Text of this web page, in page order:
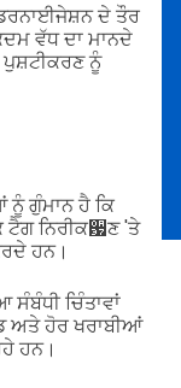
ਦੇ ਤੌਰ
ਵੱਧ ਦਾ ਮਾਨਦੇ
ਨੂੰ
ਗੁੰਮਾਨ ਹੈ ਕਿ
ਨਿਰੀਕ਷ਣ 'ਤੇ
ਹਨ।
ਚਿੰਤਾਵਾਂ
ਅਤੇ ਹੋਰ ਖਰਾਬੀਆਂ
ਹਨ।